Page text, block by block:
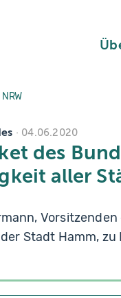
04.06.2020
des
aller
Vorsitzenden
Stadt Hamm,